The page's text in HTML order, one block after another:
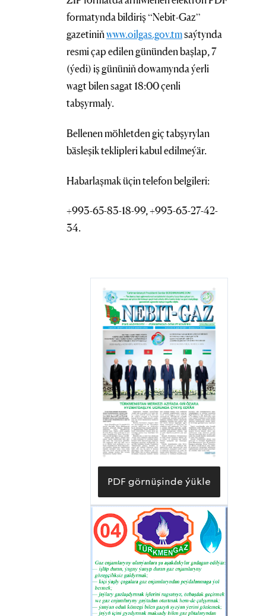
formatynda bildiriş “Nebit-Gaz”
gazetiniňwww.oilgas.gov.tmsaýtynda
resmi çap edilen gününden başlap, 7
(ýedi) iş gününiň dowamynda ýerli
wagt bilen sagat 18:00 çenli
tabşyrmaly.
Bellenen möhletden giç tabşyrylan
bäsleşik teklipleri kabul edilmeýär.
Habarlaşmak üçin telefon belgileri:
+993-65-83-18-99, +993-63-27-42-
34.
PDF görnüşinde ýükle